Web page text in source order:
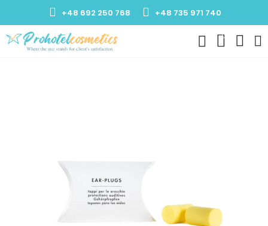
+48 692 250 768 +48 735 971 740
0